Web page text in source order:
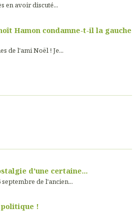
en avoir discuté...
Hamon condamne-t-il la gauche
de l'ami Noël ! Je...
d'une certaine...
de l'ancien...
!